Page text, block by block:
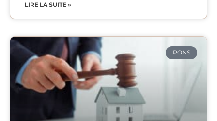
LIRE LA SUITE »
PONS